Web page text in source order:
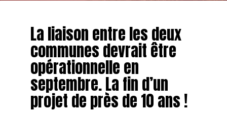
La liaison entre les deux
communes devrait être
opérationnelle en
septembre. La fin d’un
projet de près de 10 ans !